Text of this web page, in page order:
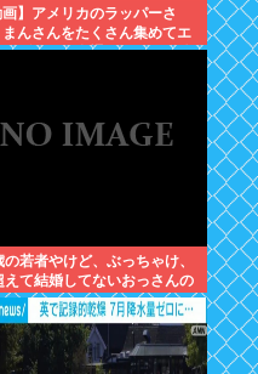
画】アメリカのラッパーさ
まんさんをたくさん集めてエ
ダンスを全裸で踊るMVを撮
の若者やけど、ぶっちゃけ、
えて結婚してないおっさんの
下してる